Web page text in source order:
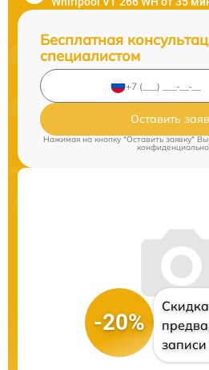
Бесплатная
специалистом
Оставить
Нажимая на кнопку "Оставить заявку"
-20%